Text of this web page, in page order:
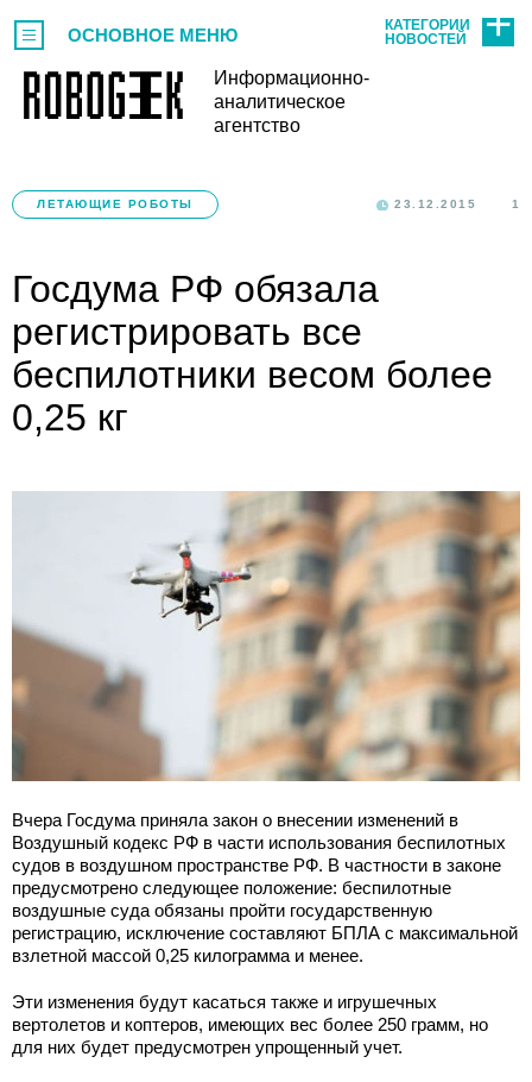
Информационно-
аналитическое
агентство
ОСНОВНОЕ МЕНЮ
КАТЕГОРИИ
НОВОСТЕЙ
ЛЕТАЮЩИЕ РОБОТЫ 23.12.2015 1
Госдума РФ обязала
регистрировать все
беспилотники весом более
0,25 кг
Вчера Госдума приняла закон о внесении изменений в
Воздушный кодекс РФ в части использования беспилотных
судов в воздушном пространстве РФ. В частности в законе
предусмотрено следующее положение: беспилотные
воздушные суда обязаны пройти государственную
регистрацию, исключение составляют БПЛА с максимальной
взлетной массой 0,25 килограмма и менее.
Эти изменения будут касаться также и игрушечных
вертолетов и коптеров, имеющих вес более 250 грамм, но
для них будет предусмотрен упрощенный учет.